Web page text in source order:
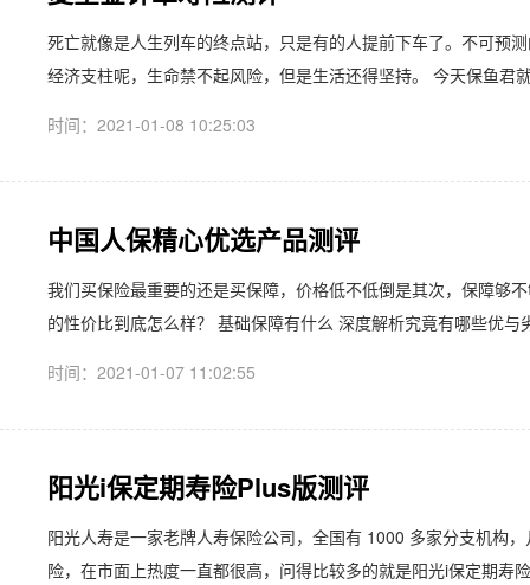
死亡就像是人生列车的终点站，只是有的人提前下车了。不可预
经济支柱呢，生命禁不起风险，但是生活还得坚持。 今天保鱼君
时间：2021-01-08 10:25:03
中国人保精心优选产品测评
我们买保险最重要的还是买保障，价格低不低倒是其次，保障够
的性价比到底怎么样？ 基础保障有什么 深度解析究竟有哪些优
时间：2021-01-07 11:02:55
阳光i保定期寿险Plus版测评
阳光人寿是一家老牌人寿保险公司，全国有 1000 多家分支机构
险，在市面上热度一直都很高，问得比较多的就是阳光i保定期寿